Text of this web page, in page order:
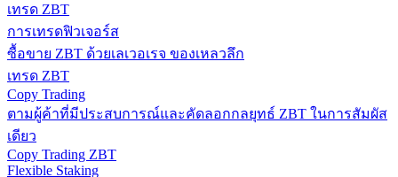
เทรด ZBT
การเทรดฟิวเจอร์ส
ซื้อขาย ZBT ด้วยเลเวอเรจ ของเหลวลึก
เทรด ZBT
Copy Trading
ตามผู้ค้าที่มีประสบการณ์และคัดลอกกลยุทธ์ ZBT ในการสัมผัส
เดียว
Copy Trading ZBT
Flexible Staking